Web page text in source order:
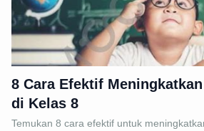
8 Cara Efektif
di Kelas 8
Temukan 8 cara efektif untuk